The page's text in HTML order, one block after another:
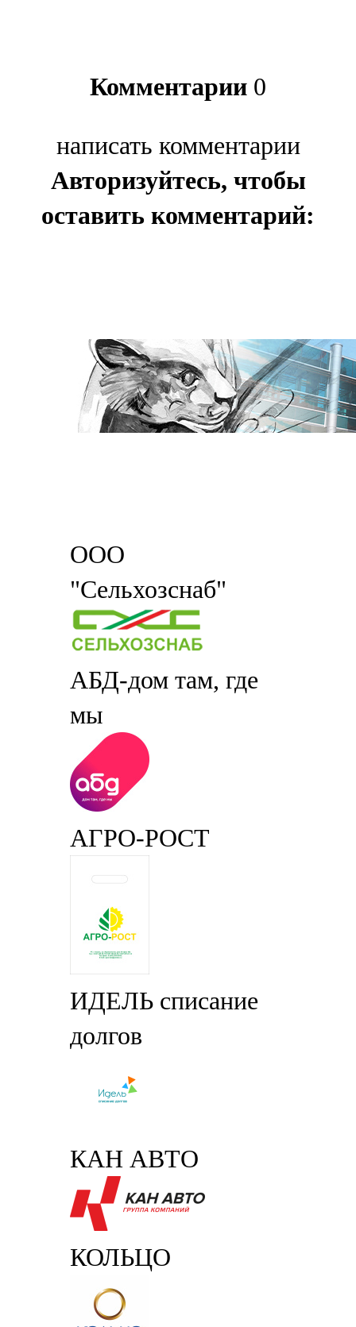
Комментарии 0
написать комментарии
Авторизуйтесь, чтобы
оставить комментарий:
ООО
"Сельхозснаб"
АБД-дом там, где
мы
АГРО-РОСТ
ИДЕЛЬ списание
долгов
КАН АВТО
КОЛЬЦО